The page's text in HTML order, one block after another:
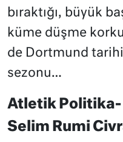
bıraktığı, büyük
küme düşme
de Dortmund
sezonu…
Atletik Politika-
Selim Rumi